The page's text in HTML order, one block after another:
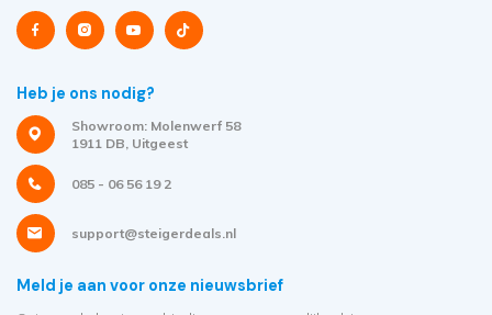
Heb je ons nodig?
Showroom: Molenwerf 58
1911 DB, Uitgeest
085 - 06 56 19 2
support@steigerdeals.nl
Meld je aan voor onze nieuwsbrief